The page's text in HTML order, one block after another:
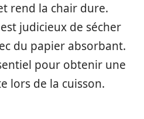
rend la chair dure.
judicieux de sécher
du papier absorbant.
pour obtenir une
lors de la cuisson.